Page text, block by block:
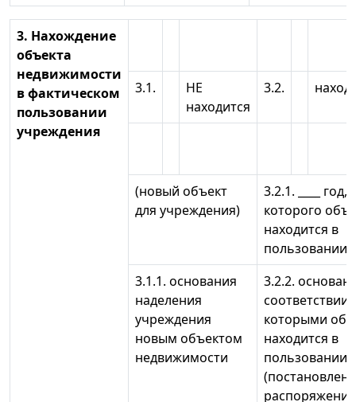
3. Нахождение
объекта
недвижимости
в фактическом
пользовании
учреждения
3.1.
НЕ
находится
3.2.
(новый объект
для учреждения)
3.2.1. ____ год, с
которого
находится в
пользовании
3.1.1. основания
наделения
учреждения
новым объектом
недвижимости
3.2.2.
соответствии
которыми
находится в
пользовании